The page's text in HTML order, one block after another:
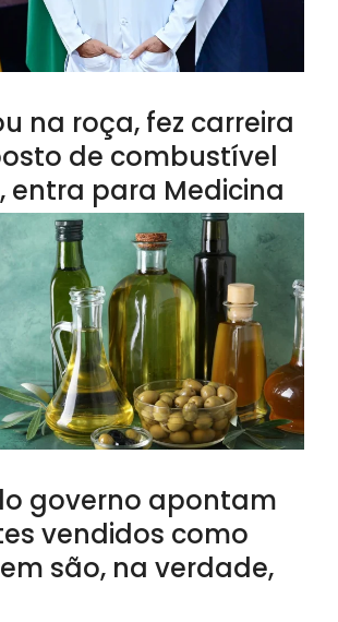
na roça, fez carreira
de combustível
entra para Medicina
governo apontam
vendidos como
são, na verdade,